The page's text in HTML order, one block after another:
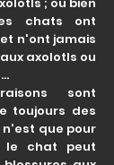
chats ont
n'ont jamais
axolotls ou
sont
toujours des
n'est que pour
le chat peut